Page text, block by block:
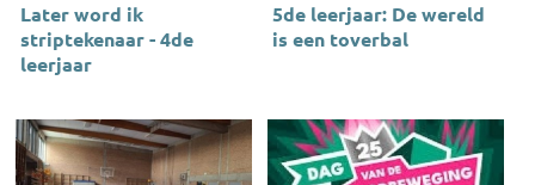
Later word ik
striptekenaar - 4de
leerjaar
5de leerjaar: De wereld
is een toverbal